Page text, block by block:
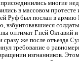
присоединились многие
в массовом протесте
Руф был послан в армию
взбунтовавшиеся
оптимат Гней Октавий
сразу же после отъезда
требование о
изгнанников.